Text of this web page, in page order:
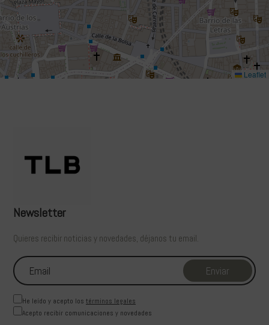
Leaflet
Newsletter
Quieres recibir noticias y novedades, déjanos tu email.
He leído y acepto los términos legales
Acepto recibir comunicaciones y novedades